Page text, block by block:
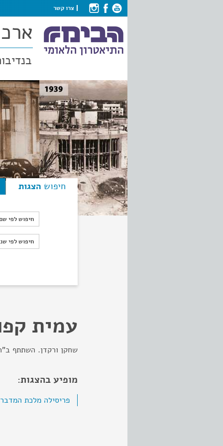
צרו קשר
חיפוש הצגות
חיפוש לפי
חיפוש לפי
חיפוש לפי
עמית
שחקן ורקדן. השתתף
מופיע בהצגות:
פריסילה מלכת המדבר